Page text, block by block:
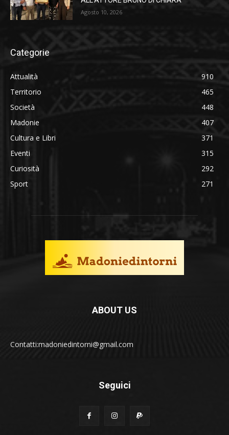
Agosto 10, 2026
Categorie
Attualità
910
Territorio
465
Società
448
Madonie
407
Cultura e Libri
371
Eventi
315
Curiosità
292
Sport
271
ABOUT US
Contatti:madoniedintorni@gmail.com
Seguici